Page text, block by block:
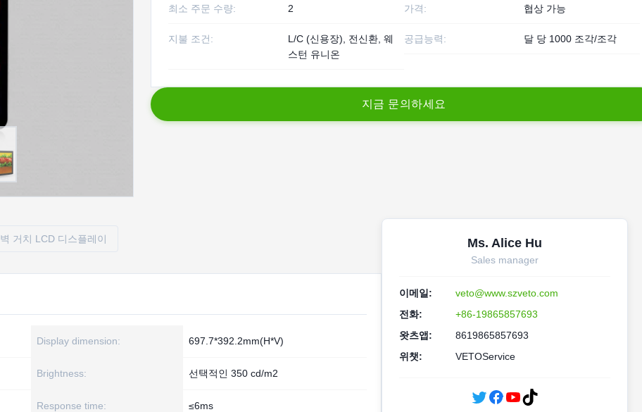
최소 주문 수량: 2 가격: 협상 가능
지불 조건:
L/C (신용장), 전신환, 웨
스턴 유니온
공급능력: 달 당 1000 조각/조각
지 금 문의하세 요
벽 거치 LCD 디스플레이
Display dimension: 697.7*392.2mm(H*V)
Brightness: 선택적인 350 cd/m2
Response time: ≤6ms
Ms. Alice Hu
Sales manager
이메일:
veto@www.szveto.com
전화:
+86-19865857693
왓츠앱:
8619865857693
위챗:
VETOService